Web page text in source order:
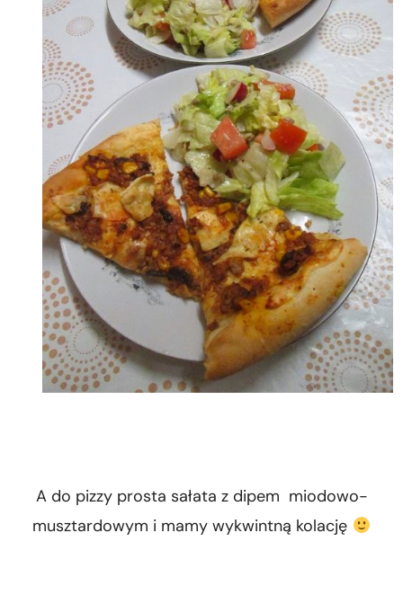
A do pizzy prosta sałata z dipem miodowo-
musztardowym i mamy wykwintną kolację